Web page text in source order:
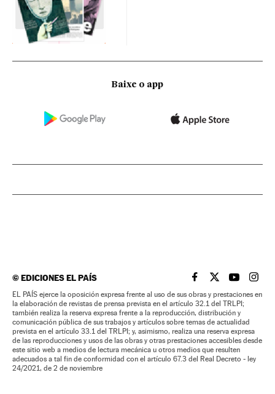
Baixe o app
©EDICIONES EL PAÍS EL PAÍS BRASIL EN
EL PAÍSEL PAÍS
EL
EL PAÍS ejerce la oposición expresa frente al uso de sus obras y prestaciones en
la elaboración de revistas de prensa prevista en el artículo 32.1 del TRLPI;
también realiza la reserva expresa frente a la reproducción, distribución y
comunicación pública de sus trabajos y artículos sobre temas de actualidad
prevista en el artículo 33.1 del TRLPI; y, asimismo, realiza una reserva expresa
de las reproducciones y usos de las obras y otras prestaciones accesibles desde
este sitio web a medios de lectura mecánica u otros medios que resulten
adecuados a tal fin de conformidad con el artículo 67.3 del Real Decreto - ley
24/2021, de 2 de noviembre